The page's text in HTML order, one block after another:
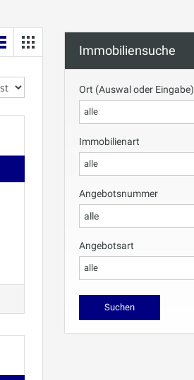
Immobiliensuche
Ort (Auswal oder Eingabe)
alle
Immobilienart
alle
Angebotsnummer
Angebotsart
alle